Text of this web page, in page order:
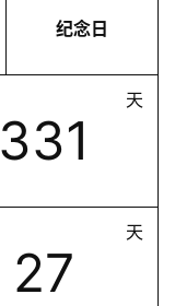
纪念日
331
天
27
天